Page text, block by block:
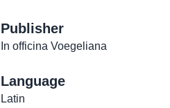
Publisher
In officina Voegeliana
Language
Latin